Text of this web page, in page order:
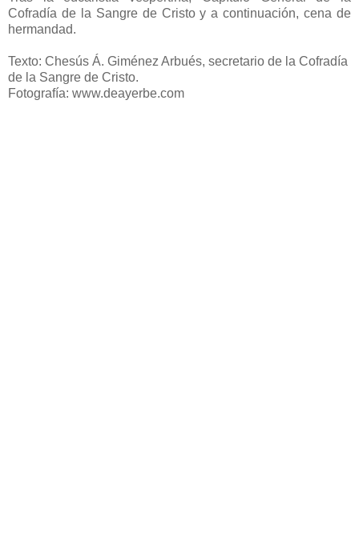
Cofradía de la Sangre de Cristo y a continuación, cena de
hermandad.
Texto: Chesús Á. Giménez Arbués, secretario de la Cofradía
de la Sangre de Cristo.
Fotografía: www.deayerbe.com